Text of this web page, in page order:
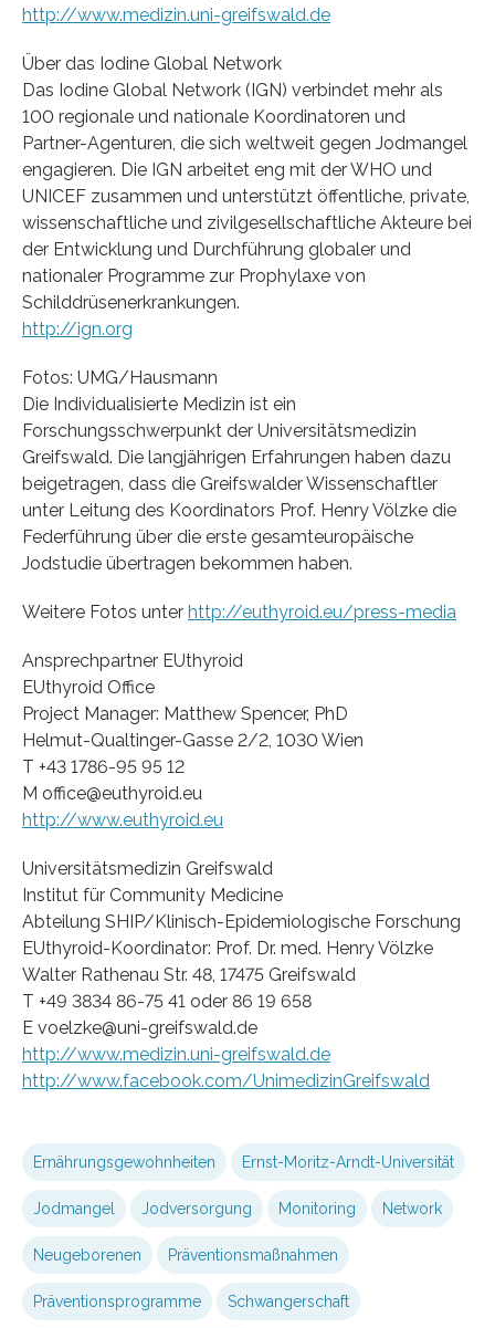
http://www.medizin.uni-greifswald.de
Über das Iodine Global Network
Das Iodine Global Network (IGN) verbindet mehr als
100 regionale und nationale Koordinatoren und
Partner-Agenturen, die sich weltweit gegen Jodmangel
engagieren. Die IGN arbeitet eng mit der WHO und
UNICEF zusammen und unterstützt öffentliche, private,
wissenschaftliche und zivilgesellschaftliche Akteure bei
der Entwicklung und Durchführung globaler und
nationaler Programme zur Prophylaxe von
Schilddrüsenerkrankungen.
http://ign.org
Fotos: UMG/Hausmann
Die Individualisierte Medizin ist ein
Forschungsschwerpunkt der Universitätsmedizin
Greifswald. Die langjährigen Erfahrungen haben dazu
beigetragen, dass die Greifswalder Wissenschaftler
unter Leitung des Koordinators Prof. Henry Völzke die
Federführung über die erste gesamteuropäische
Jodstudie übertragen bekommen haben.
Weitere Fotos unter http://euthyroid.eu/press-media
Ansprechpartner EUthyroid
EUthyroid Office
Project Manager: Matthew Spencer, PhD
Helmut-Qualtinger-Gasse 2/2, 1030 Wien
T +43 1786-95 95 12
M office@euthyroid.eu
http://www.euthyroid.eu
Universitätsmedizin Greifswald
Institut für Community Medicine
Abteilung SHIP/Klinisch-Epidemiologische Forschung
EUthyroid-Koordinator: Prof. Dr. med. Henry Völzke
Walter Rathenau Str. 48, 17475 Greifswald
T +49 3834 86-75 41 oder 86 19 658
E voelzke@uni-greifswald.de
http://www.medizin.uni-greifswald.de
http://www.facebook.com/UnimedizinGreifswald
Ernährungsgewohnheiten Ernst-Moritz-Arndt-Universität
Jodmangel Jodversorgung Monitoring Network
Neugeborenen Präventionsmaßnahmen
Präventionsprogramme Schwangerschaft